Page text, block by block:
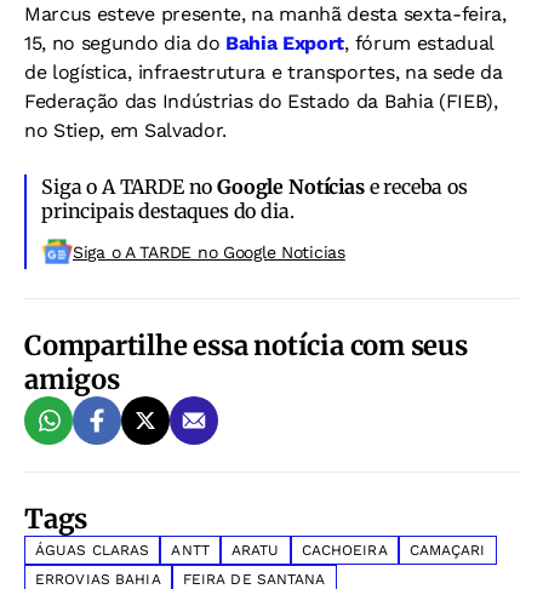
Marcus esteve presente, na manhã desta sexta-feira,
15, no segundo dia do Bahia Export, fórum estadual
de logística, infraestrutura e transportes, na sede da
Federação das Indústrias do Estado da Bahia (FIEB),
no Stiep, em Salvador.
Siga o A TARDE noGoogle Notíciase receba os
principais destaques do dia.
Siga o A TARDE no Google Noticias
Compartilhe essa notícia com seus
amigos
Tags
ÁGUAS CLARAS ANTT ARATU CACHOEIRA
CAMAÇARI
ERROVIAS BAHIA
FEIRA DE SANTANA